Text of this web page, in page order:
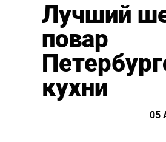
Лучший
повар
кухни
05